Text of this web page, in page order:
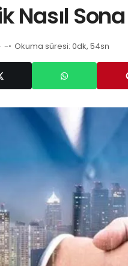
Nasıl
- Okuma süresi: 0dk, 54sn